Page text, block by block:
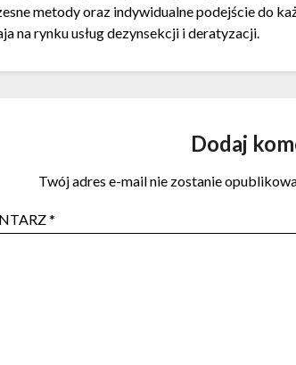
metody oraz indywidualne podejście do
na rynku usług dezynsekcji i deratyzacji.
Dodaj
Twój adres e-mail nie zostanie
*